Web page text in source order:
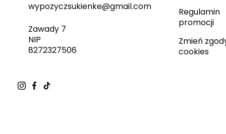
wypozyczsukienke@gmail.com
Zawady 7
NIP
8272327506
Regulamin
promocji
Zmień
cookies